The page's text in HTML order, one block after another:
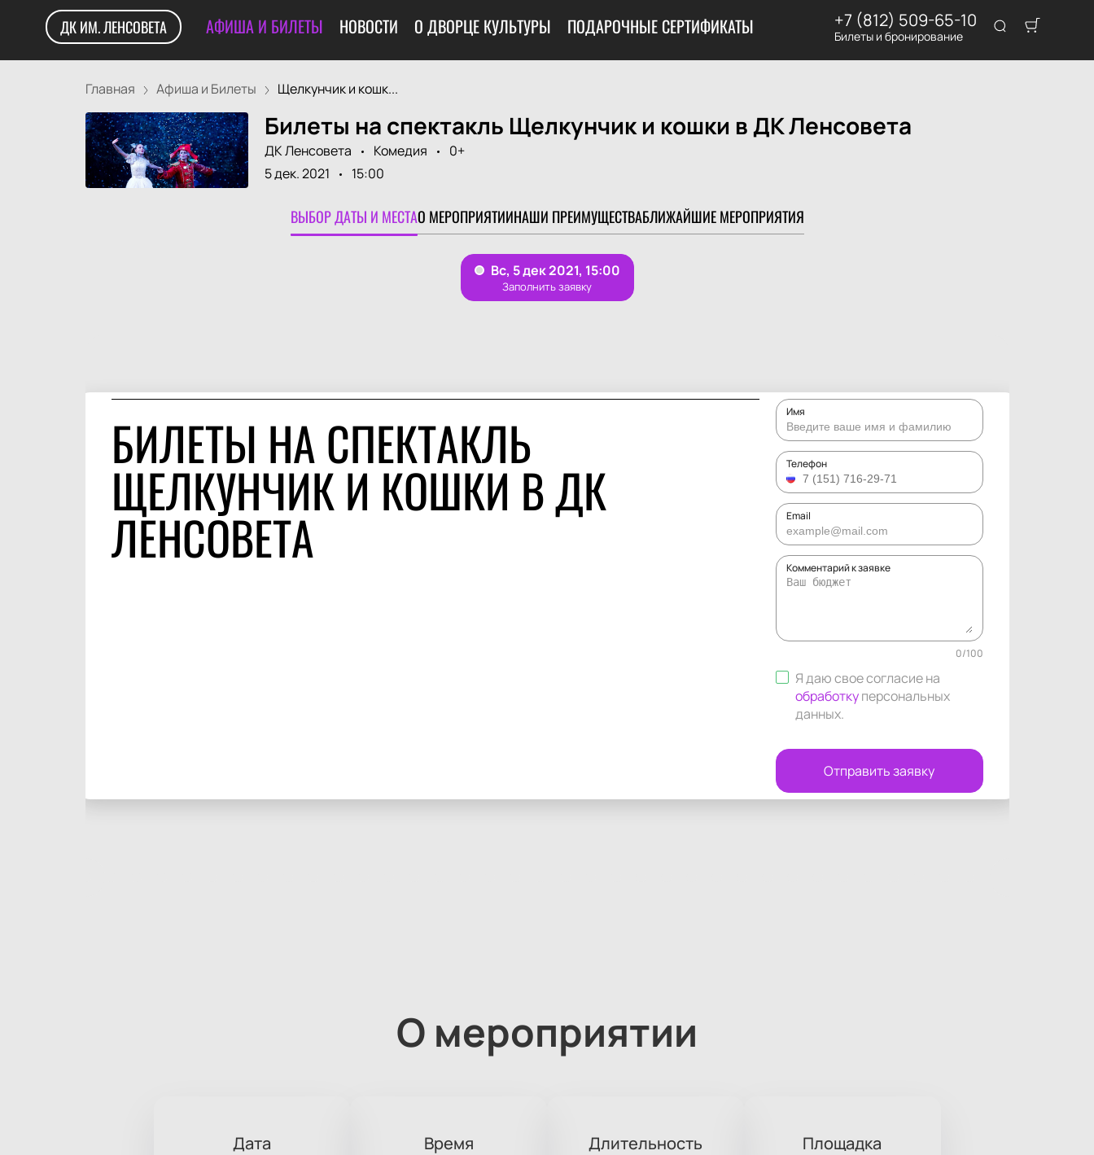
ДК ИМ. ЛЕНСОВЕТА АФИША И БИЛЕТЫ НОВОСТИ О ДВОРЦЕ КУЛЬТУРЫ ПОДАРОЧНЫЕ СЕРТИФИКАТЫ +7 (812) 509-65-10
Билеты и бронирование
Главная Афиша и Билеты Щелкунчик и кошк...
Билеты на спектакль Щелкунчик и кошки в ДК Ленсовета
ДК Ленсовета Комедия
0+
5 дек. 2021
15:00
ВЫБОР ДАТЫ И МЕСТАО МЕРОПРИЯТИИНАШИ ПРЕИМУЩЕСТВАБЛИЖАЙШИЕ МЕРОПРИЯТИЯ
БИЛЕТЫ НА СПЕКТАКЛЬ
ЩЕЛКУНЧИК И КОШКИ В ДК
ЛЕНСОВЕТА
Имя
Телефон
Email
Комментарий к заявке
0/100
Я даю свое согласие на
обработкуперсональных
данных.
Отправить заявку
О мероприятии
Дата Время Длительность Площадка